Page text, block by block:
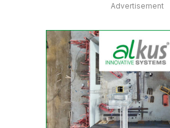
Advertisement